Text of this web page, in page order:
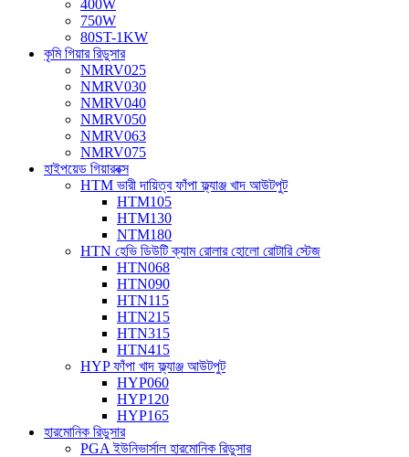
400W
750W
80ST-1KW
কৃমি গিয়ার রিডুসার
NMRV025
NMRV030
NMRV040
NMRV050
NMRV063
NMRV075
হাইপয়েড গিয়ারবক্স
HTM ভারী দায়িত্ব ফাঁপা ফ্ল্যাঞ্জ খাদ আউটপুট
HTM105
HTM130
NTM180
HTN হেভি ডিউটি ​​ক্যাম রোলার হোলো রোটারি স্টেজ
HTN068
HTN090
HTN115
HTN215
HTN315
HTN415
HYP ফাঁপা খাদ ফ্ল্যাঞ্জ আউটপুট
HYP060
HYP120
HYP165
হারমোনিক রিডুসার
PGA ইউনিভার্সাল হারমোনিক রিডুসার